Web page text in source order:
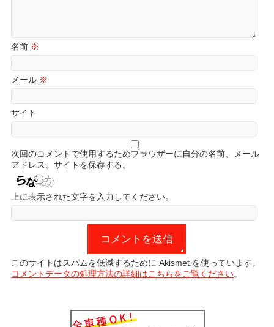
名前 ※
メール ※
サイト
次回のコメントで使用するためブラウザーに自分の名前、メール
アドレス、サイトを保存する。
上に表示された文字を入力してください。
このサイトはスパムを低減するために Akismet を使っています。
コメントデータの処理方法の詳細はこちらをご覧ください。